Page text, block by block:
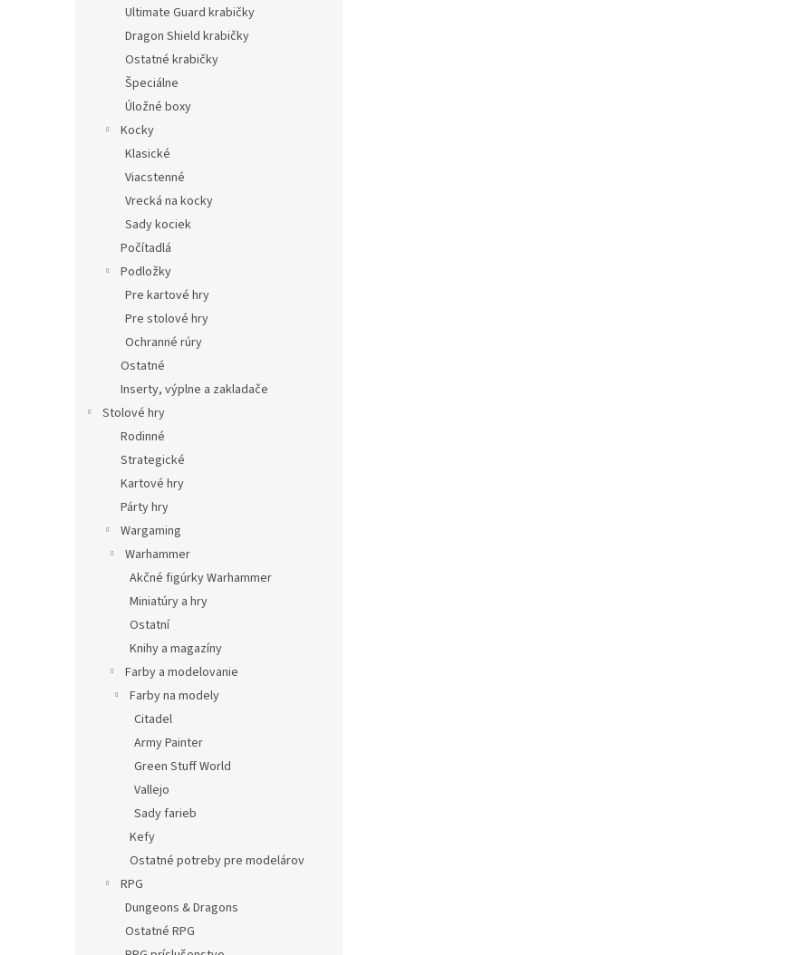
Ultimate Guard krabičky
Dragon Shield krabičky
Ostatné krabičky
Špeciálne
Úložné boxy
Kocky
Klasické
Viacstenné
Vrecká na kocky
Sady kociek
Počítadlá
Podložky
Pre kartové hry
Pre stolové hry
Ochranné rúry
Ostatné
Inserty, výplne a zakladače
Stolové hry
Rodinné
Strategické
Kartové hry
Párty hry
Wargaming
Warhammer
Akčné figúrky Warhammer
Miniatúry a hry
Ostatní
Knihy a magazíny
Farby a modelovanie
Farby na modely
Citadel
Army Painter
Green Stuff World
Vallejo
Sady farieb
Kefy
Ostatné potreby pre modelárov
RPG
Dungeons & Dragons
Ostatné RPG